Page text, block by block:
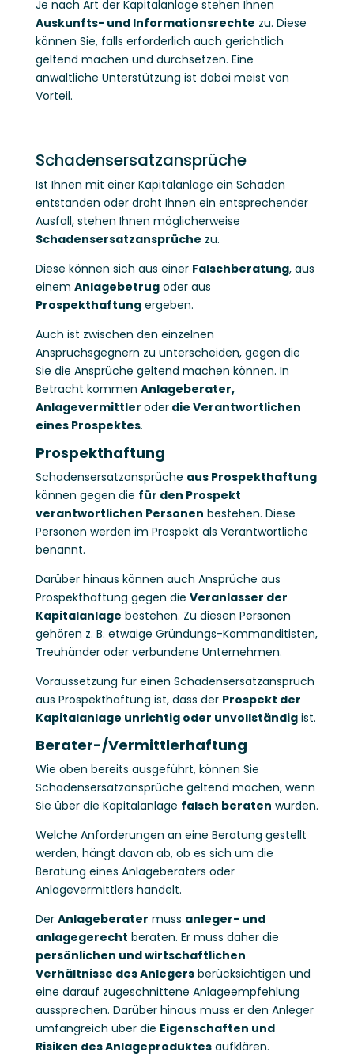
Je nach Art der Kapitalanlage stehen Ihnen
Auskunfts- und Informationsrechte zu. Diese
können Sie, falls erforderlich auch gerichtlich
geltend machen und durchsetzen. Eine
anwaltliche Unterstützung ist dabei meist von
Vorteil.
Schadensersatzansprüche
Ist Ihnen mit einer Kapitalanlage ein Schaden
entstanden oder droht Ihnen ein entsprechender
Ausfall, stehen Ihnen möglicherweise
Schadensersatzansprüche zu.
Diese können sich aus einer Falschberatung, aus
einem Anlagebetrugoder aus
Prospekthaftungergeben.
Auch ist zwischen den einzelnen
Anspruchsgegnern zu unterscheiden, gegen die
Sie die Ansprüche geltend machen können. In
Betracht kommen Anlageberater,
Anlagevermittler oderdie Verantwortlichen
eines Prospektes.
Prospekthaftung
Schadensersatzansprüche aus Prospekthaftung
können gegen die für den Prospekt
verantwortlichen Personen bestehen. Diese
Personen werden im Prospekt als Verantwortliche
benannt.
Darüber hinaus können auch Ansprüche aus
Prospekthaftung gegen die Veranlasser der
Kapitalanlage bestehen. Zu diesen Personen
gehören z. B. etwaige Gründungs-Kommanditisten,
Treuhänder oder verbundene Unternehmen.
Voraussetzung für einen Schadensersatzanspruch
aus Prospekthaftung ist, dass der Prospekt der
Kapitalanlage unrichtig oder unvollständigist.
Berater-/Vermittlerhaftung
Wie oben bereits ausgeführt, können Sie
Schadensersatzansprüche geltend machen, wenn
Sie über die Kapitalanlage falsch beraten wurden.
Welche Anforderungen an eine Beratung gestellt
werden, hängt davon ab, ob es sich um die
Beratung eines Anlageberaters oder
Anlagevermittlers handelt.
Der Anlageberater muss anleger- und
anlagegerecht beraten. Er muss daher die
persönlichen und wirtschaftlichen
Verhältnisse des Anlegersberücksichtigen und
eine darauf zugeschnittene Anlageempfehlung
aussprechen. Darüber hinaus muss er den Anleger
umfangreich über die Eigenschaften und
Risiken des Anlageproduktesaufklären.